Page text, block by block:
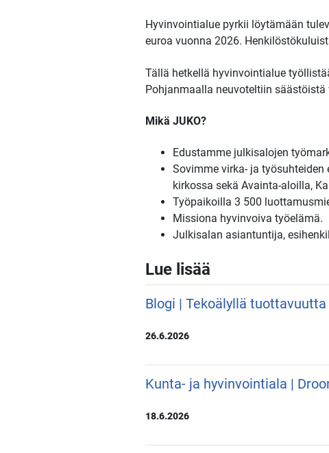
Hyvinvointialue pyrkii löytämään
euroa vuonna 2026.
Tällä hetkellä hyvinvointialue
Pohjanmaalla neuvoteltiin säästöistä
Mikä JUKO?
Edustamme julkisalojen
Sovimme virka- ja
kirkossa sekä Avainta-aloilla,
Työpaikoilla 3 500
Missiona hyvinvoiva työelämä.
Julkisalan asiantuntija,
Lue lisää
Blogi | Tekoälyllä
26.6.2026
Kunta- ja hyvinvointiala |
18.6.2026